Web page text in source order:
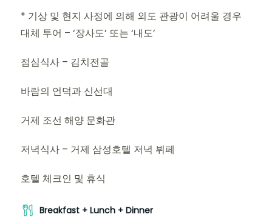
* 기상 및 현지 사정에 의해 외도 관광이 어려울 경우
대체 투어 – ‘장사도’ 또는 ‘내도’
점심식사 – 김치전골
바람의 언덕과 신선대
거제 조선 해양 문화관
저녁식사 – 거제 삼성호텔 저녁 뷔페
호텔 체크인 및 휴식
Breakfast + Lunch + Dinner